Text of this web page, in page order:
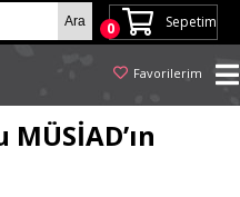
Sepetim
0
Favorilerim